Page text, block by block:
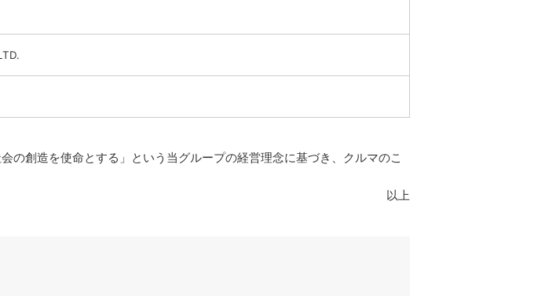
創造を使命とする」という当グループの経営理念に基づき、クルマのこ
以上